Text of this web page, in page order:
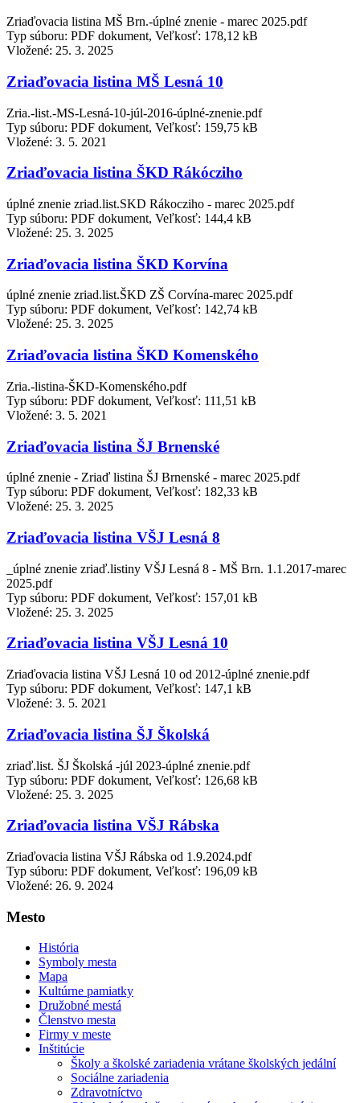
Zriaďovacia listina MŠ Brn.-úplné znenie - marec 2025.pdf
Typ súboru: PDF dokument, Veľkosť: 178,12 kB
Vložené: 25. 3. 2025
Zriaďovacia listina MŠ Lesná 10
Zria.-list.-MS-Lesná-10-júl-2016-úplné-znenie.pdf
Typ súboru: PDF dokument, Veľkosť: 159,75 kB
Vložené: 3. 5. 2021
Zriaďovacia listina ŠKD Rákócziho
úplné znenie zriad.list.SKD Rákocziho - marec 2025.pdf
Typ súboru: PDF dokument, Veľkosť: 144,4 kB
Vložené: 25. 3. 2025
Zriaďovacia listina ŠKD Korvína
úplné znenie zriad.list.ŠKD ZŠ Corvína-marec 2025.pdf
Typ súboru: PDF dokument, Veľkosť: 142,74 kB
Vložené: 25. 3. 2025
Zriaďovacia listina ŠKD Komenského
Zria.-listina-ŠKD-Komenského.pdf
Typ súboru: PDF dokument, Veľkosť: 111,51 kB
Vložené: 3. 5. 2021
Zriaďovacia listina ŠJ Brnenské
úplné znenie - Zriaď listina ŠJ Brnenské - marec 2025.pdf
Typ súboru: PDF dokument, Veľkosť: 182,33 kB
Vložené: 25. 3. 2025
Zriaďovacia listina VŠJ Lesná 8
_úplné znenie zriaď.listiny VŠJ Lesná 8 - MŠ Brn. 1.1.2017-marec
2025.pdf
Typ súboru: PDF dokument, Veľkosť: 157,01 kB
Vložené: 25. 3. 2025
Zriaďovacia listina VŠJ Lesná 10
Zriaďovacia listina VŠJ Lesná 10 od 2012-úplné znenie.pdf
Typ súboru: PDF dokument, Veľkosť: 147,1 kB
Vložené: 3. 5. 2021
Zriaďovacia listina ŠJ Školská
zriaď.list. ŠJ Školská -júl 2023-úplné znenie.pdf
Typ súboru: PDF dokument, Veľkosť: 126,68 kB
Vložené: 25. 3. 2025
Zriaďovacia listina VŠJ Rábska
Zriaďovacia listina VŠJ Rábska od 1.9.2024.pdf
Typ súboru: PDF dokument, Veľkosť: 196,09 kB
Vložené: 26. 9. 2024
Mesto
História
Symboly mesta
Mapa
Kultúrne pamiatky
Družobné mestá
Členstvo mesta
Firmy v meste
Inštitúcie
Školy a školské zariadenia vrátane školských jedální
Sociálne zariadenia
Zdravotníctvo